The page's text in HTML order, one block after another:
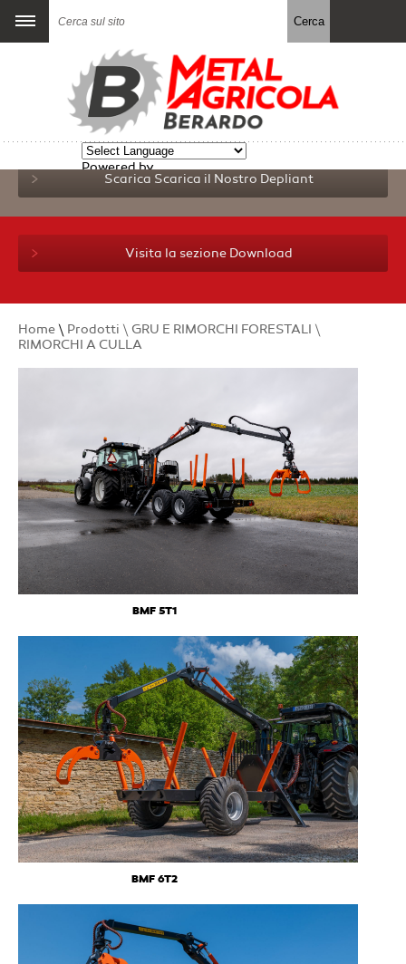
Powered by
Translate
Scarica Scarica il Nostro Depliant
Visita la sezione Download
Home\ Prodotti \ GRU E RIMORCHI FORESTALI \
RIMORCHI A CULLA
BMF 5T1
BMF 6T2